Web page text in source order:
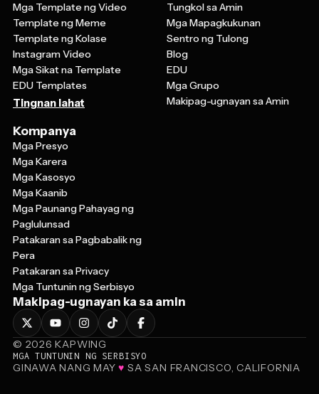
Mga Template ng Video
Template ng Meme
Template ng Kolase
Instagram Video
Mga Sikat na Template
EDU Templates
Tingnan lahat
Tungkol sa Amin
Mga Mapagkukunan
Sentro ng Tulong
Blog
EDU
Mga Grupo
Makipag-ugnayan sa Amin
Kompanya
Mga Presyo
Mga Karera
Mga Kasosyo
Mga Kaanib
Mga Paunang Pahayag ng
Paglulunsad
Patakaran sa Pagbabalik ng
Pera
Patakaran sa Privacy
Mga Tuntunin ng Serbisyo
Makipag-ugnayan ka sa amin
© 2026 KAPWING
MGA TUNTUNIN NG SERBISYO
GINAWA NANG MAY♥ SA SAN FRANCISCO, CALIFORNIA